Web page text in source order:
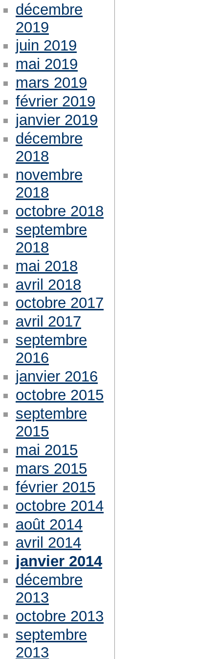
décembre
2019
juin 2019
mai 2019
mars 2019
février 2019
janvier 2019
décembre
2018
novembre
2018
octobre 2018
septembre
2018
mai 2018
avril 2018
octobre 2017
avril 2017
septembre
2016
janvier 2016
octobre 2015
septembre
2015
mai 2015
mars 2015
février 2015
octobre 2014
août 2014
avril 2014
janvier 2014
décembre
2013
octobre 2013
septembre
2013